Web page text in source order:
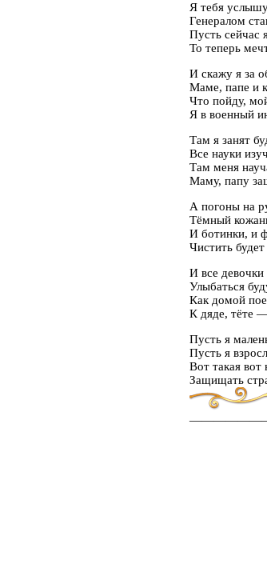
Я тебя
Генералом
Пусть сейчас
То теперь
И скажу я за
Маме, папе и
Что пойду,
Я в военный
Там я занят
Все науки
Там меня
Маму, папу
А погоны на
Тёмный
И ботинки, и
Чистить
И все девочки
Улыбаться
Как домой
К дяде, тёте
Пусть я
Пусть я
Вот такая вот
Защищать